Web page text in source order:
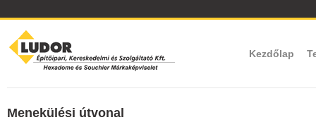
Kezdőlap
Menekülési útvonal